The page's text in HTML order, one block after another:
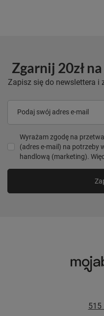
Zgarnij 20zł
Zapisz się do newslettera i
Podaj swój adres e-mail
Wyrażam zgodę na
(adres e-mail) na potrzeby
handlową (marketing).
515